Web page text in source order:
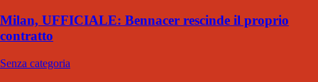
Milan, UFFICIALE: Bennacer rescinde il proprio
contratto
Senza categoria